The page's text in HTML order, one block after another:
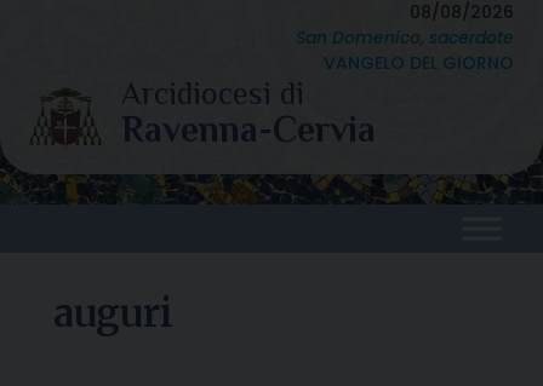
content
08/08/2026
San Domenico, sacerdote
VANGELO DEL GIORNO
auguri